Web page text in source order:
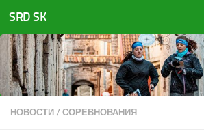
Перейти к содержимому
SRD SK
НОВОСТИ / СОРЕВНОВАНИЯ